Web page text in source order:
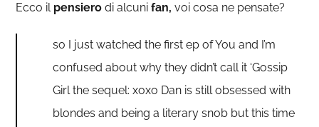
Ecco il pensiero di alcunifan, voi cosa ne pensate?
so I just watched the first ep of You and I’m
confused about why they didn’t call it ‘Gossip
Girl the sequel: xoxo Dan is still obsessed with
blondes and being a literary snob but this time